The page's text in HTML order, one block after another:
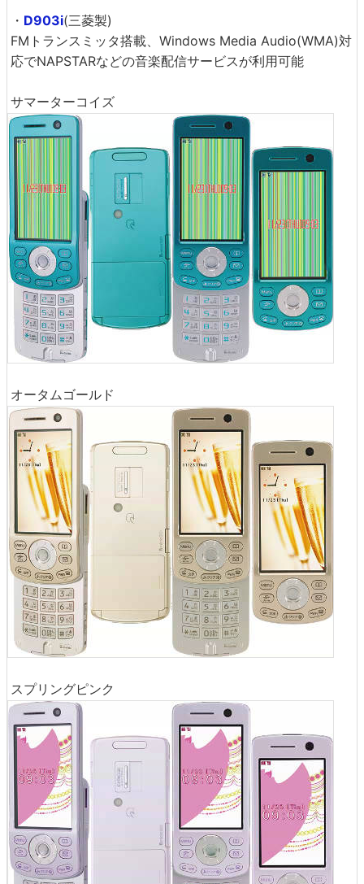
・ D903i(三菱製)
FMトランスミッタ搭載、Windows Media Audio(WMA)対
応でNAPSTARなどの音楽配信サービスが利用可能
サマーターコイズ
オータムゴールド
スプリングピンク